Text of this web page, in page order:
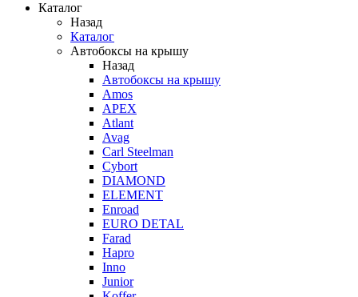
Каталог
Назад
Каталог
Автобоксы на крышу
Назад
Автобоксы на крышу
Amos
APEX
Atlant
Avag
Carl Steelman
Cybort
DIAMOND
ELEMENT
Enroad
EURO DETAL
Farad
Hapro
Inno
Junior